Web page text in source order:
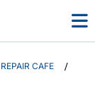
REPAIR CAFE /